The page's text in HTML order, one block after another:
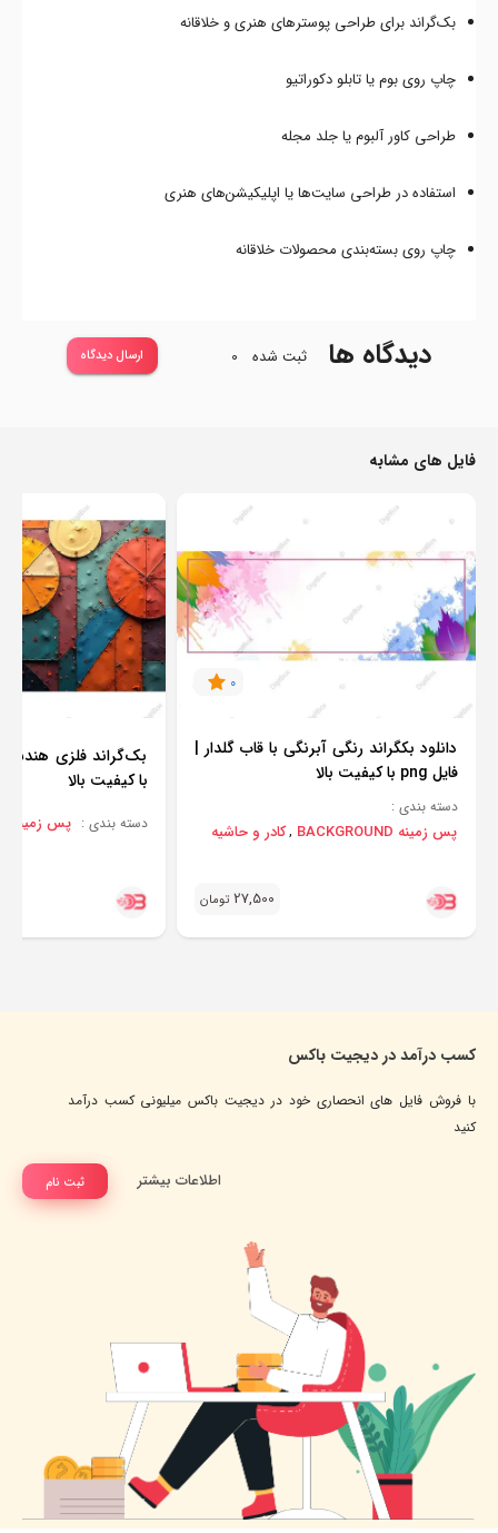
بک‌گراند برای طراحی پوسترهای هنری و خلاقانه
چاپ روی بوم یا تابلو دکوراتیو
طراحی کاور آلبوم یا جلد مجله
استفاده در طراحی سایت‌ها یا اپلیکیشن‌های هنری
چاپ روی بسته‌بندی محصولات خلاقانه
دیدگاه ها ثبت شده 0 ارسال دیدگاه
فایل های مشابه
0
دانلود بکگراند رنگی آبرنگی با قاب گلدار |
فایل png با کیفیت بالا
دسته بندی :
پس زمینه BACKGROUND ,کادر و حاشیه
27,500 تومان
با کیفیت بالا
دسته بندی : پس زمینه BACKGROUND
کسب درآمد در دیجیت باکس
با فروش فایل های انحصاری خود در دیجیت باکس میلیونی کسب درآمد
کنید
ثبت نام اطلاعات بیشتر